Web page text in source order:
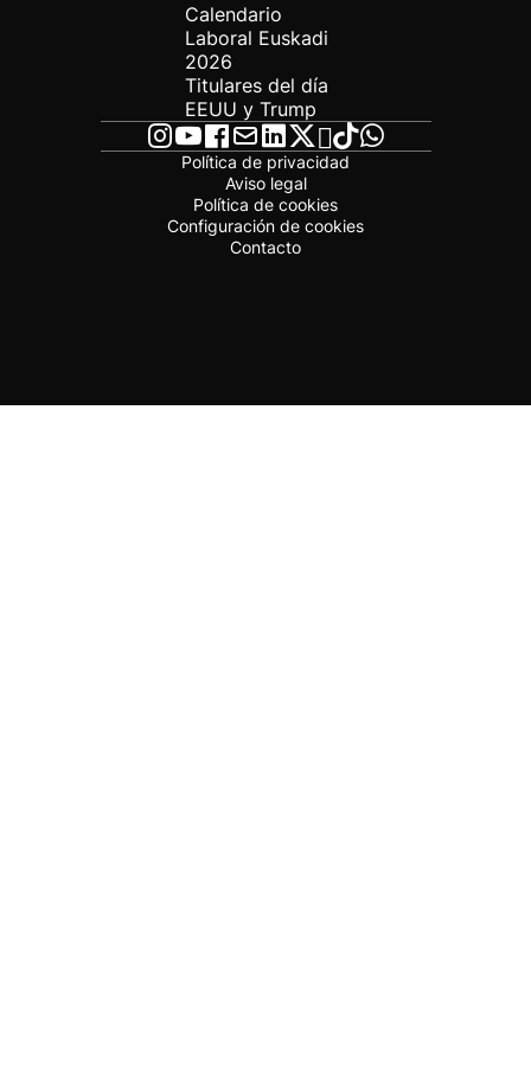
Calendario
Laboral Euskadi
2026
Titulares del día
EEUU y Trump
Política de privacidad
Aviso legal
Política de cookies
Configuración de cookies
Contacto